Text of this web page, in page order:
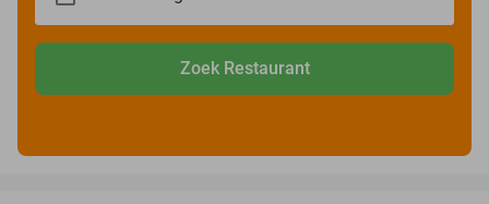
Zoek Restaurant